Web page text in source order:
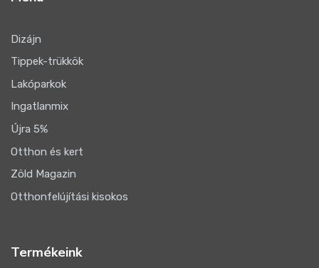
Dizájn
Tippek-trükkök
Lakóparkok
Ingatlanmix
Újra 5%
Otthon és kert
Zöld Magazin
Otthonfelújítási kisokos
Termékeink